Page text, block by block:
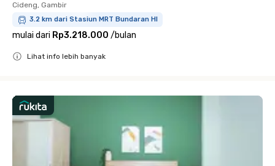
Cideng, Gambir
3.2 km dari Stasiun MRT Bundaran HI
mulai dari Rp3.218.000 /bulan
Lihat info lebih banyak